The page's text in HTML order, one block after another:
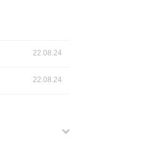
22.08.24
22.08.24